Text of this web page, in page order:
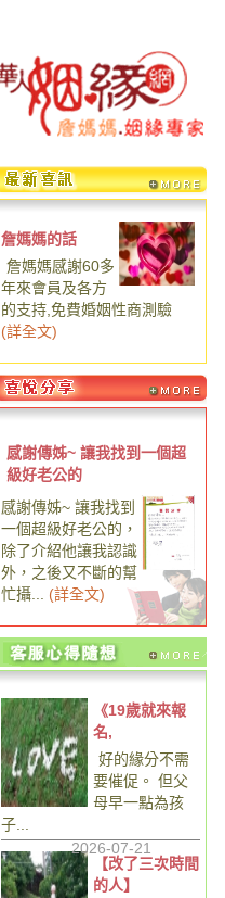
詹媽媽的話
詹媽媽感謝60多
年來會員及各方
的支持,免費婚姻性商測驗
(詳全文)
感謝傳姊~ 讓我找到一個超
級好老公的
感謝傳姊~ 讓我找到
一個超級好老公的，
除了介紹他讓我認識
外，之後又不斷的幫
忙攝...
(詳全文)
《19歲就來報
名,
好的緣分不需
要催促。 但父
母早一點為孩
子...
2026-07-21
【改了三次時間
的人】